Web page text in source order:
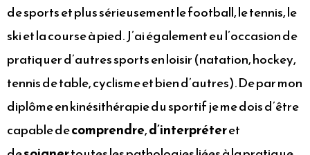
de sports et plus sérieusement le football, le tennis, le
ski et la course à pied. J’ai également eu l’occasion de
pratiquer d’autres sports en loisir (natation, hockey,
tennis de table, cyclisme et bien d’autres). De par mon
diplôme en kinésithérapie du sportif je me dois d’être
capable decomprendre,d’interpréteret